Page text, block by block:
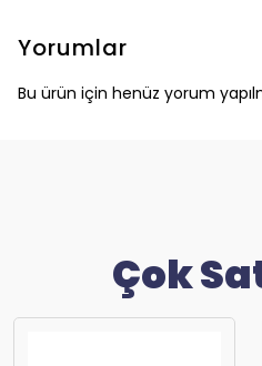
Yorumlar
Bu ürün için henüz yorum
Çok